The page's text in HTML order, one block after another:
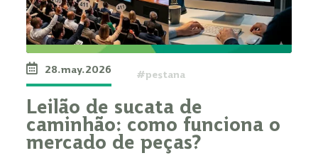
28.may.2026 #pestana
Leilão de sucata de
caminhão: como funciona o
mercado de peças?